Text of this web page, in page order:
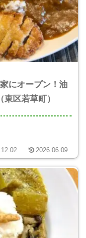
にオープン！油
区若草町）
2026.06.09